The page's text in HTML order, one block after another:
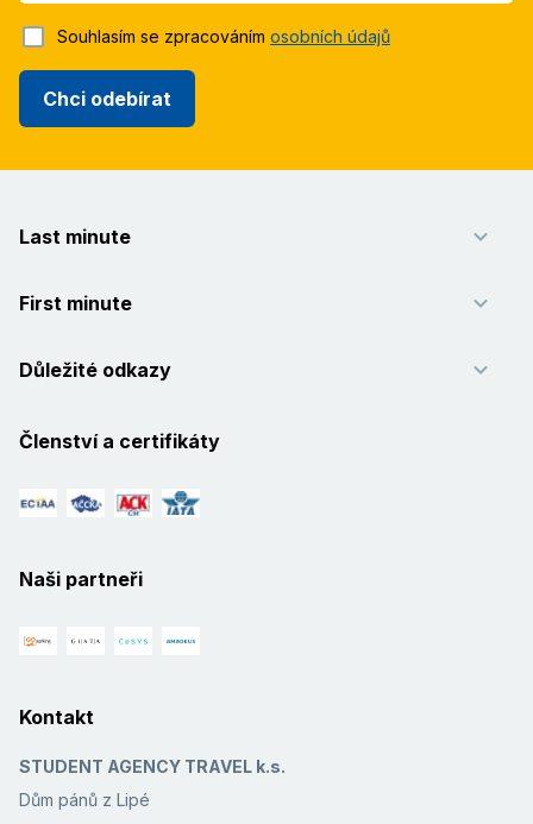
Chci odebírat
Souhlasím se zpracováním osobních údajů
Last minute
First minute
Důležité odkazy
Členství a certifikáty
Naši partneři
Kontakt
STUDENT AGENCY TRAVEL k.s.
Dům pánů z Lipé